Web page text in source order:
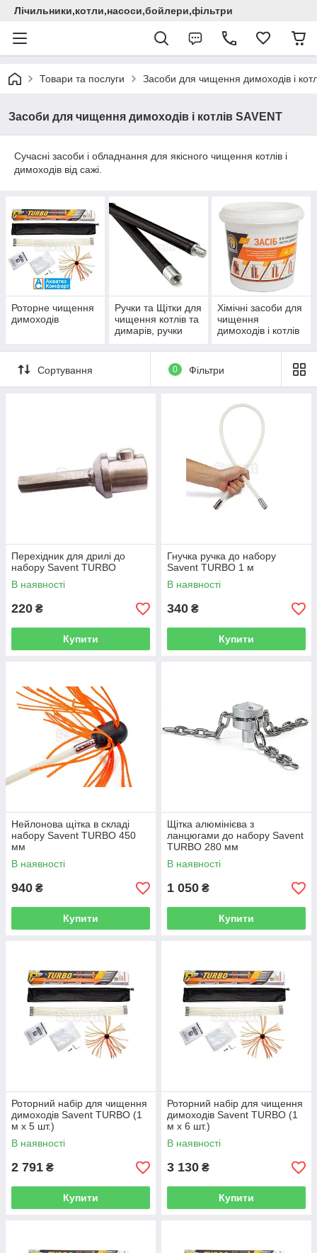
Лічильники,котли,насоси,бойлери,фільтри
Товари та послуги Засоби для чищення димоходів і
Засоби для чищення димоходів і котлів SAVENT
Сучасні засоби і обладнання для якісного чищення котлів і
димоходів від сажі.
Роторне чищення
димоходів
Ручки та Щітки для
чищення котлів та
димарів, ручки
Хімічні засоби для
чищення
димоходів і котлів
Сортування 0 Фільтри
Перехідник для дрилі до
набору Savent TURBO
В наявності
220 ₴
Купити
Гнучка ручка до набору
Savent TURBO 1 м
В наявності
340 ₴
Купити
Нейлонова щітка в складі
набору Savent TURBO 450
мм
В наявності
940 ₴
Купити
Щітка алюмінієва з
ланцюгами до набору Savent
TURBO 280 мм
В наявності
1 050 ₴
Купити
Роторний набір для чищення
димоходів Savent TURBO (1
м х 5 шт.)
В наявності
2 791 ₴
Купити
Роторний набір для чищення
димоходів Savеnt TURBO (1
м х 6 шт.)
В наявності
3 130 ₴
Купити